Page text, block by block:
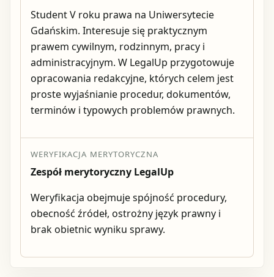
Student V roku prawa na Uniwersytecie
Gdańskim. Interesuje się praktycznym
prawem cywilnym, rodzinnym, pracy i
administracyjnym. W LegalUp przygotowuje
opracowania redakcyjne, których celem jest
proste wyjaśnianie procedur, dokumentów,
terminów i typowych problemów prawnych.
WERYFIKACJA MERYTORYCZNA
Zespół merytoryczny LegalUp
Weryfikacja obejmuje spójność procedury,
obecność źródeł, ostrożny język prawny i
brak obietnic wyniku sprawy.